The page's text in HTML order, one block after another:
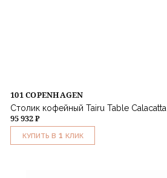
101 COPENHAGEN
Столик кофейный Tairu Table Calacatta
95 932 ₽
КУПИТЬ В 1 КЛИК